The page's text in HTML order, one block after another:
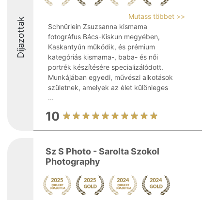
Díjazottak
Mutass többet >>
Schnürlein Zsuzsanna kismama
fotográfus Bács-Kiskun megyében,
Kaskantyún működik, és prémium
kategóriás kismama-, baba- és női
portrék készítésére specializálódott.
Munkájában egyedi, művészi alkotások
születnek, amelyek az élet különleges
...
10
Sz S Photo - Sarolta Szokol
Photography